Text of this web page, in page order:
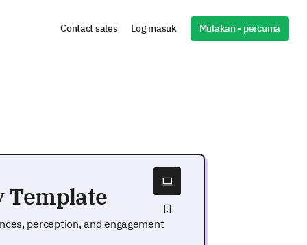
Contact sales Log masuk Mulakan - percuma
Template
perception, and engagement